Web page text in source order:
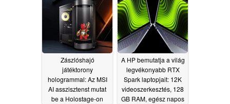
Zászlóshajó
játéktorony
hologrammal: Az MSI
AI asszisztenst mutat
be a Holostage-on
A HP bemutatja a világ
legvékonyabb RTX
Spark laptopjait: 12K
videoszerkesztés, 128
GB RAM, egész napos